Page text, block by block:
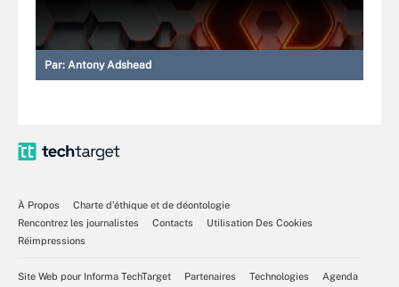
Par: Antony Adshead
À Propos
Charte d’éthique et de déontologie
Rencontrez les journalistes
Contacts
Utilisation Des Cookies
Réimpressions
Site Web pour Informa TechTarget Partenaires Technologies
Agenda